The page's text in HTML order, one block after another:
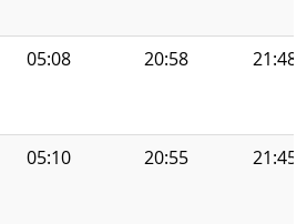
05:08 20:58 21:48
05:10 20:55 21:45